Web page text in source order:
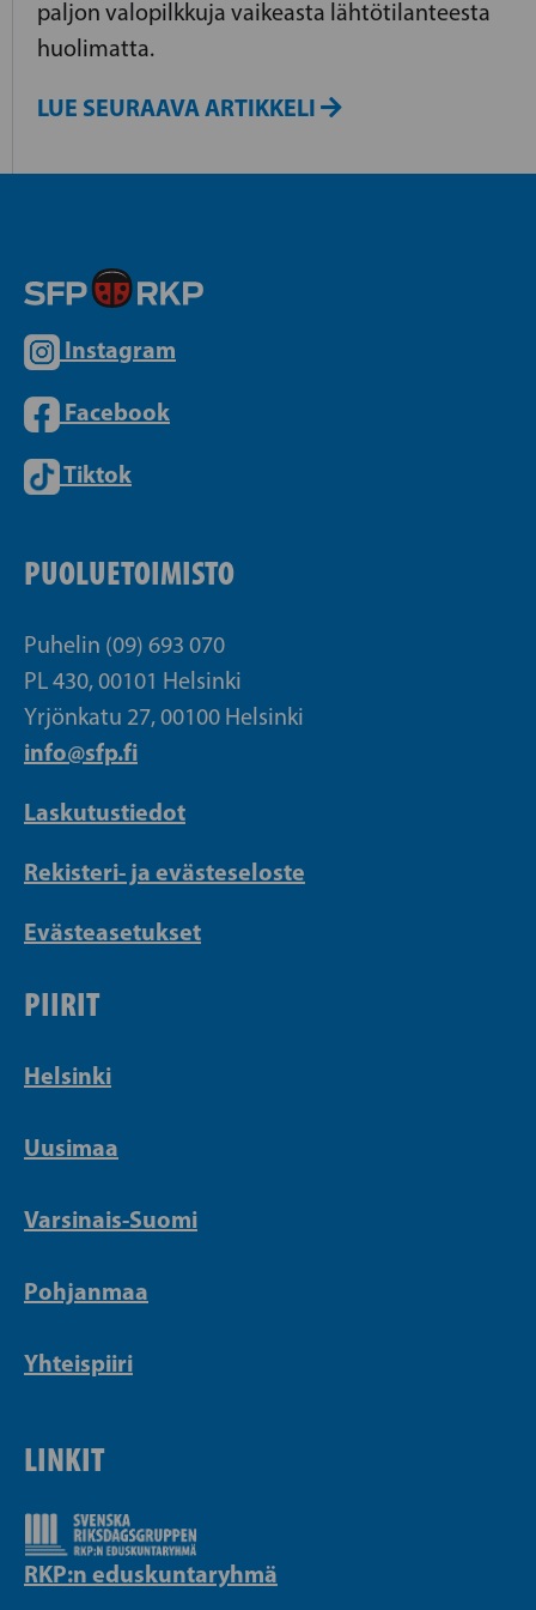
paljon valopilkkuja vaikeasta lähtötilanteesta
huolimatta.
LUE SEURAAVA ARTIKKELI
Instagram
Facebook
Tiktok
PUOLUETOIMISTO
Puhelin (09) 693 070
PL 430, 00101 Helsinki
Yrjönkatu 27, 00100 Helsinki
info@sfp.fi
Laskutustiedot
Rekisteri- ja evästeseloste
Evästeasetukset
PIIRIT
Helsinki
Uusimaa
Varsinais-Suomi
Pohjanmaa
Yhteispiiri
LINKIT
RKP:n eduskuntaryhmä